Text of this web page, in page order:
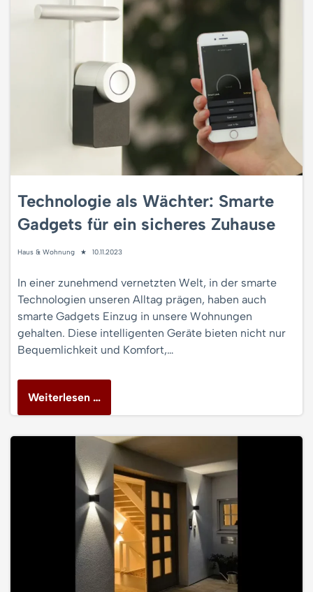
Technologie als Wächter: Smarte
Gadgets für ein sicheres Zuhause
Haus & Wohnung 10.11.2023
In einer zunehmend vernetzten Welt, in der smarte
Technologien unseren Alltag prägen, haben auch
smarte Gadgets Einzug in unsere Wohnungen
gehalten. Diese intelligenten Geräte bieten nicht nur
Bequemlichkeit und Komfort,…
Weiterlesen …